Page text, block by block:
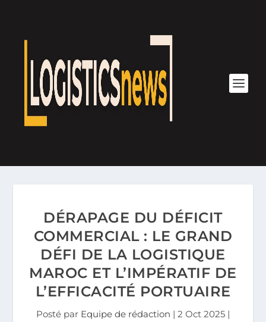
DÉRAPAGE DU DÉFICIT
COMMERCIAL : LE GRAND
DÉFI DE LA LOGISTIQUE
MAROC ET L’IMPÉRATIF DE
L’EFFICACITÉ PORTUAIRE
Posté par Equipe de rédaction | 2 Oct 2025 |